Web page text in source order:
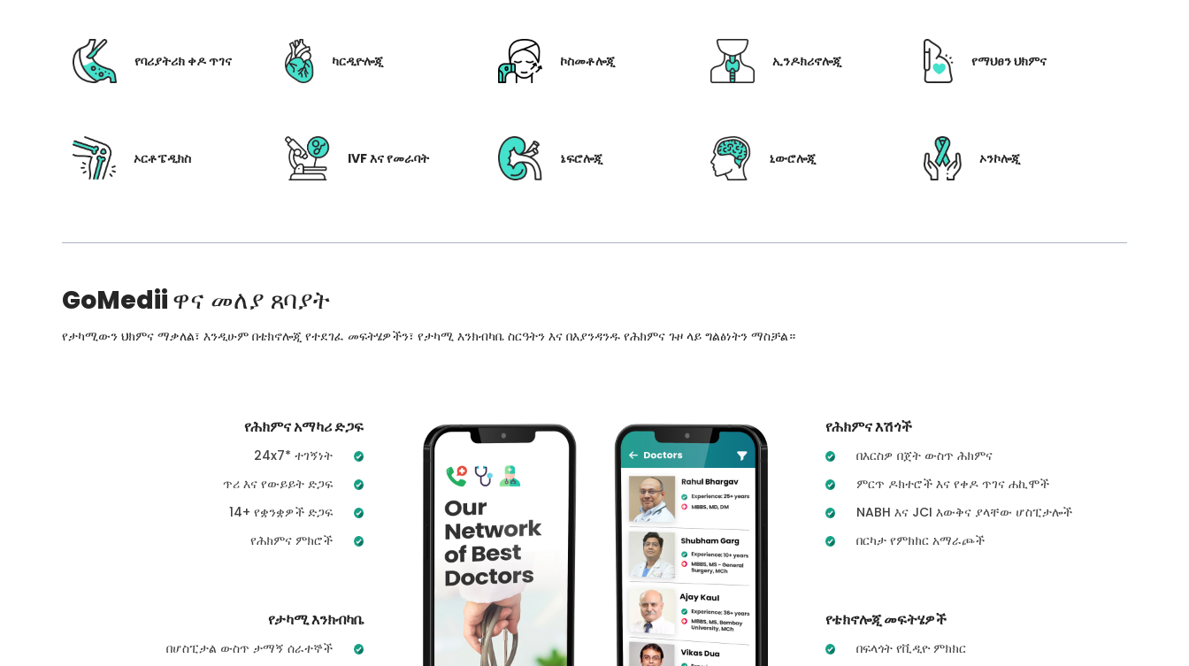
የባሪያትሪክ ቀዶ ጥገና ካርዲዮሎጂ ኮስመቶሎጂ ኢንዶክሪኖሎጂ የማህፀን ህክምና
ኦርቶፔዲክስ IVF እና የመራባት ኔፍሮሎጂ ኒውሮሎጂ ኦንኮሎጂ
GoMediiዋና መለያ ጸባያት
የታካሚውን ህክምና ማቃለል፣ እንዲሁም በቴክኖሎጂ የተደገፈ መፍትሄዎችን፣ የታካሚ እንክብካቤ ስርዓትን እና በእያንዳንዱ የሕክምና ጉዞ ላይ ግልፅነትን ማስቻል።
የሕክምና አማካሪ ድጋፍ
24x7* ተገኝነት
ጥሪ እና የውይይት ድጋፍ
14+ የቋንቋዎች ድጋፍ
የሕክምና ምክሮች
የታካሚ እንክብካቤ
በሆስፒታል ውስጥ ታማኝ ሰራተኞች
የሕክምና እሽጎች
በእርስዎ በጀት ውስጥ ሕክምና
ምርጥ ዶክተሮች እና የቀዶ ጥገና ሐኪሞች
NABH እና JCI እውቅና ያላቸው ሆስፒታሎች
በርካታ የምክክር አማራጮች
የቴክኖሎጂ መፍትሄዎች
በፍላጎት የቪዲዮ ምክክር